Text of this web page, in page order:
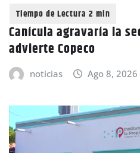
Canícula agravaría la
advierte Copeco
noticias Ago 8, 2026